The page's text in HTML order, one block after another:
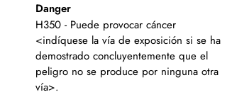
Danger
H350 - Puede provocar cáncer
<indíquese la vía de exposición si se ha
demostrado concluyentemente que el
peligro no se produce por ninguna otra
vía>.